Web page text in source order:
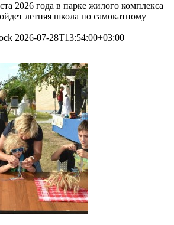
2026 года в парке жилого комплекса
летняя школа по самокатному
2026-07-28T13:54:00+03:00